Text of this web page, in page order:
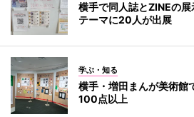
横手で同人誌とZINEの
テーマに20人が出展
学ぶ・知る
横手・増田まんが美術
100点以上